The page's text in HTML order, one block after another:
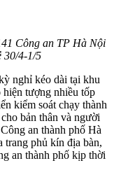
Công an TP Hà Nội
30/4-1/5
nghỉ kéo dài tại khu
tượng nhiều tốp
kiểm soát chạy thành
bản thân và người
an thành phố Hà
trang phủ kín địa bàn,
an thành phố kịp thời